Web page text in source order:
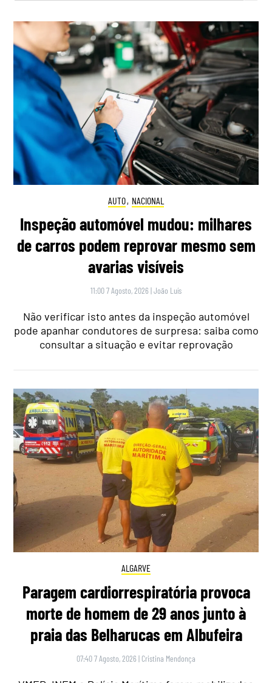
AUTO, NACIONAL
Inspeção automóvel mudou: milhares
de carros podem reprovar mesmo sem
avarias visíveis
11:00 7 Agosto, 2026 |João Luís
Não verificar isto antes da inspeção automóvel
pode apanhar condutores de surpresa: saiba como
consultar a situação e evitar reprovação
ALGARVE
Paragem cardiorrespiratória provoca
morte de homem de 29 anos junto à
praia das Belharucas em Albufeira
07:40 7 Agosto, 2026 | Cristina Mendonça